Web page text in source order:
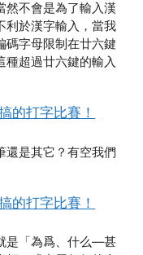
然不會是為了輸入漢
利於漢字輸入，當我
碼字母限制在廿六鍵
種超過廿六鍵的輸入
的打字比賽！
還是其它？有空我們
的打字比賽！
是「為爲、什么―甚